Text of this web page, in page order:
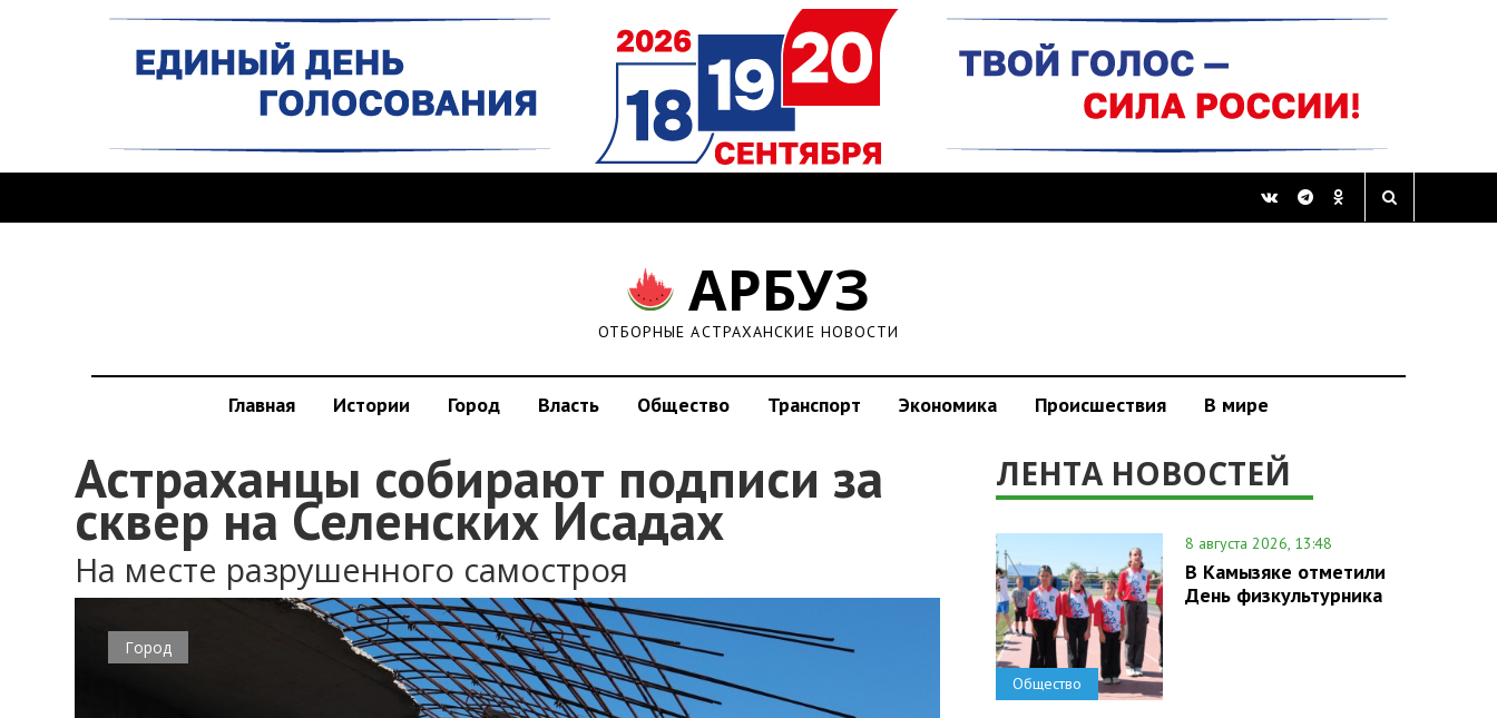
АРБУЗ
ОТБОРНЫЕ АСТРАХАНСКИЕ НОВОСТИ
Главная Истории Город Власть Общество Транспорт Экономика Происшествия В мире
Астраханцы собирают подписи за
сквер на Селенских Исадах
На месте разрушенного самостроя
Город
ЛЕНТА НОВОСТЕЙ
Общество
8 августа 2026, 13:48
В Камызяке отметили
День физкультурника